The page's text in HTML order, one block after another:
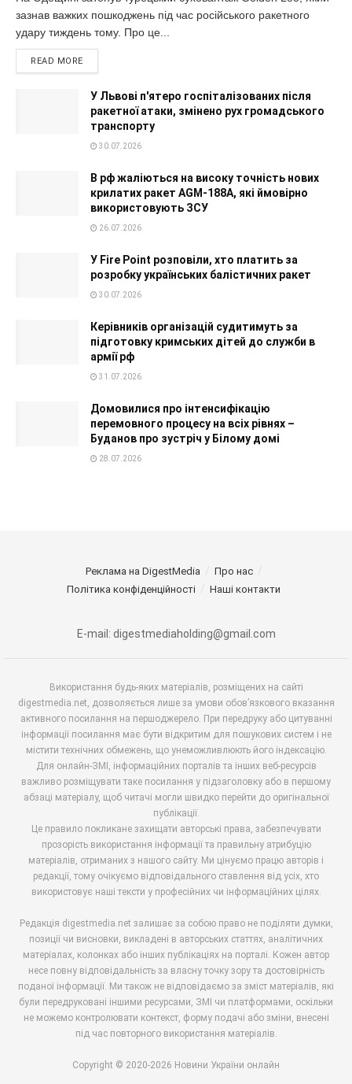
зазнав важких пошкоджень під час російського ракетного
удару тиждень тому. Про це...
READ MORE
У Львові п'ятеро госпіталізованих після
ракетної атаки, змінено рух громадського
транспорту
30.07.2026
В рф жаліються на високу точність нових
крилатих ракет AGM-188A, які ймовірно
використовують ЗСУ
26.07.2026
У Fire Point розповіли, хто платить за
розробку українських балістичних ракет
30.07.2026
Керівників організацій судитимуть за
підготовку кримських дітей до служби в
армії рф
31.07.2026
Домовилися про інтенсифікацію
перемовного процесу на всіх рівнях –
Буданов про зустріч у Білому домі
28.07.2026
Реклама на DigestMedia
Про нас
Політика конфіденційності
Наші контакти
E-mail: digestmediaholding@gmail.com
Використання будь-яких матеріалів, розміщених на сайті
digestmedia.net, дозволяється лише за умови обов’язкового вказання
активного посилання на першоджерело. При передруку або цитуванні
інформації посилання має бути відкритим для пошукових систем і не
містити технічних обмежень, що унеможливлюють його індексацію.
Для онлайн-ЗМІ, інформаційних порталів та інших веб-ресурсів
важливо розміщувати таке посилання у підзаголовку або в першому
абзаці матеріалу, щоб читачі могли швидко перейти до оригінальної
публікації.
Це правило покликане захищати авторські права, забезпечувати
прозорість використання інформації та правильну атрибуцію
матеріалів, отриманих з нашого сайту. Ми цінуємо працю авторів і
редакції, тому очікуємо відповідального ставлення від усіх, хто
використовує наші тексти у професійних чи інформаційних цілях.
Редакція digestmedia.net залишає за собою право не поділяти думки,
позиції чи висновки, викладені в авторських статтях, аналітичних
матеріалах, колонках або інших публікаціях на порталі. Кожен автор
несе повну відповідальність за власну точку зору та достовірність
поданої інформації. Ми також не відповідаємо за зміст матеріалів, які
були передруковані іншими ресурсами, ЗМІ чи платформами, оскільки
не можемо контролювати контекст, форму подачі або зміни, внесені
під час повторного використання матеріалів.
Copyright © 2020-2026 Новини України онлайн